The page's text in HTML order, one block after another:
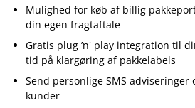
Mulighed for køb af billig
din egen fragtaftale
Gratis plug ’n' play integration til
tid på klargøring af pakkelabels
Send personlige SMS
kunder